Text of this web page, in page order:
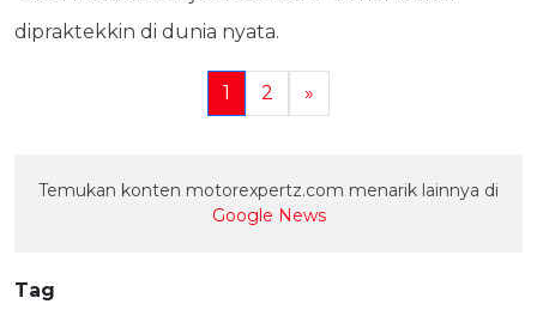
dipraktekkin di dunia nyata.
1 2 »
Temukan konten motorexpertz.com menarik lainnya di
Google News
Tag